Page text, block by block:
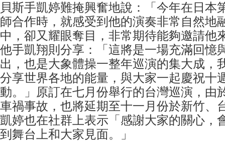
貝斯手凱婷難掩興奮地說：「今年在日本
師合作時，就感受到他的演奏非常自然地
中，卻又耀眼奪目，非常期待能夠邀請他
他手凱翔則分享：「這將是一場充滿回憶
出，也是大象體操一整年巡演的集大成，
分享世界各地的能量，與大家一起慶祝十
動。」原訂在七月份舉行的台灣巡演，由
車禍事故，也將延期至十一月份於新竹、
凱婷也在社群上表示「感謝大家的關心，
到舞台上和大家見面。」